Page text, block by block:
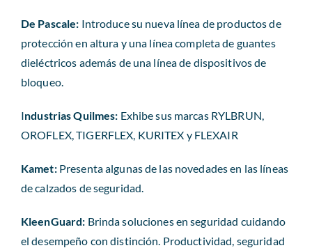
De Pascale: Introduce su nueva línea de productos de
protección en altura y una línea completa de guantes
dieléctricos además de una línea de dispositivos de
bloqueo.
Industrias Quilmes: Exhibe sus marcas RYLBRUN,
OROFLEX, TIGERFLEX, KURITEX y FLEXAIR
Kamet:Presenta algunas de las novedades en las líneas
de calzados de seguridad.
KleenGuard: Brinda soluciones en seguridad cuidando
el desempeño con distinción. Productividad, seguridad